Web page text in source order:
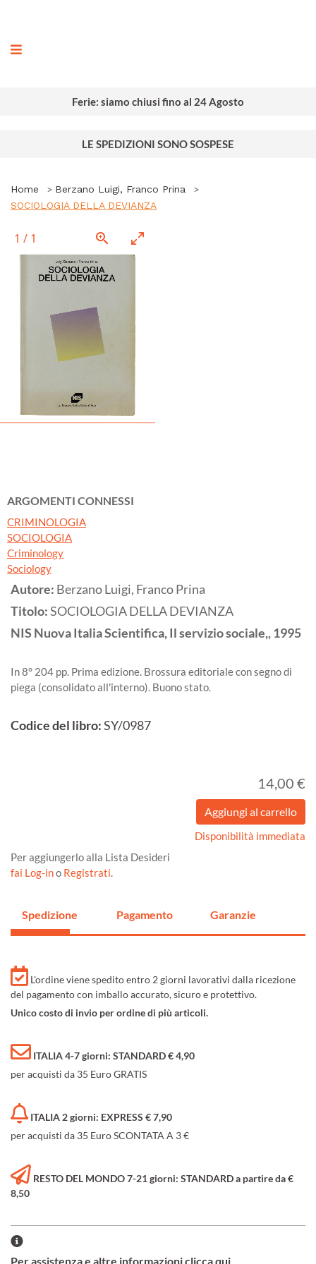
Ferie: siamo chiusi fino al 24 Agosto
LE SPEDIZIONI SONO SOSPESE
Home
Berzano Luigi, Franco Prina
SOCIOLOGIA DELLA DEVIANZA
1 / 1
ARGOMENTI CONNESSI
CRIMINOLOGIA
SOCIOLOGIA
Criminology
Sociology
Autore: Berzano Luigi, Franco Prina
Titolo:SOCIOLOGIA DELLA DEVIANZA
NIS Nuova Italia Scientifica, Il servizio sociale,,1995
In 8° 204 pp. Prima edizione. Brossura editoriale con segno di
piega (consolidato all'interno). Buono stato.
Codice del libro:SY/0987
14,00 €
Disponibilità immediata
Per aggiungerlo alla Lista Desideri
fai Log-ino Registrati.
Spedizione Pagamento Garanzie
L'ordine viene spedito entro 2 giorni lavorativi dalla ricezione
del pagamento con imballo accurato, sicuro e protettivo.
Unico costo di invio per ordine di più articoli.
ITALIA 4-7 giorni: STANDARD € 4,90
per acquisti da 35 Euro GRATIS
ITALIA 2 giorni: EXPRESS € 7,90
per acquisti da 35 Euro SCONTATA A 3 €
RESTO DEL MONDO 7-21 giorni: STANDARD a partire da €
8,50
Per assistenza e altre informazioni clicca qui